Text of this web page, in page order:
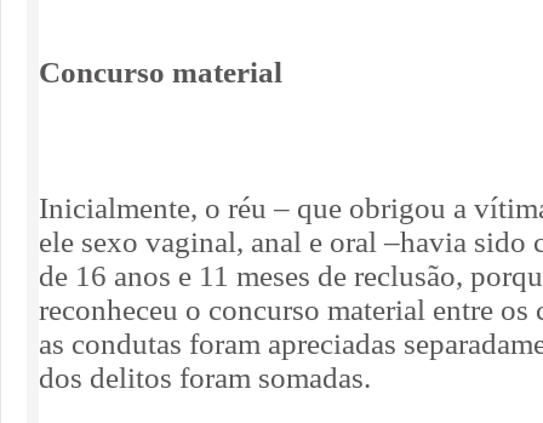
Concurso material
Inicialmente, o réu – que obrigou a
ele sexo vaginal, anal e oral –havia sido
de 16 anos e 11 meses de reclusão,
reconheceu o concurso material entre os
as condutas foram apreciadas
dos delitos foram somadas.